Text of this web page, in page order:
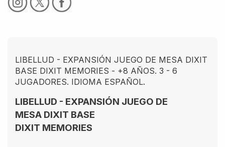
LIBELLUD - EXPANSIÓN JUEGO DE MESA DIXIT
BASE DIXIT MEMORIES - +8 AÑOS. 3 - 6
JUGADORES. IDIOMA ESPAÑOL.
LIBELLUD - EXPANSIÓN JUEGO DE
MESA DIXIT BASE
DIXIT MEMORIES